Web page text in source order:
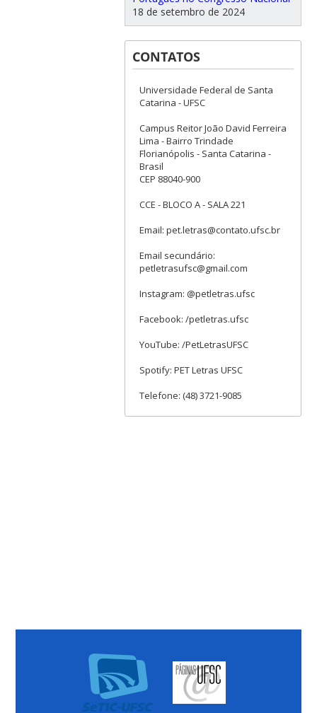
18 de setembro de 2024
CONTATOS
Universidade Federal de Santa
Catarina - UFSC
Campus Reitor João David Ferreira
Lima - Bairro Trindade
Florianópolis - Santa Catarina -
Brasil
CEP 88040-900
CCE - BLOCO A - SALA 221
Email: pet.letras@contato.ufsc.br
Email secundário:
petletrasufsc@gmail.com
Instagram: @petletras.ufsc
Facebook: /petletras.ufsc
YouTube: /PetLetrasUFSC
Spotify: PET Letras UFSC
Telefone: (48) 3721-9085